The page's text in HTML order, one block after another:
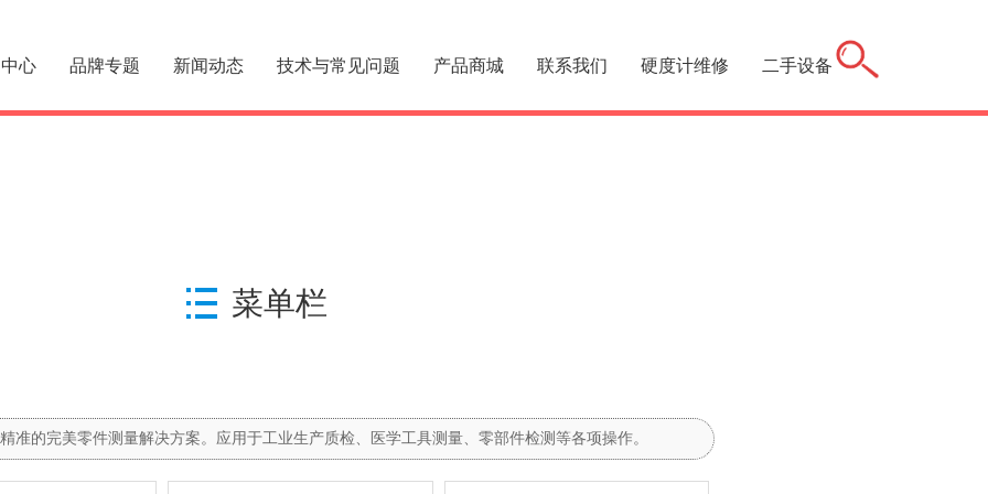
心 品牌专题 新闻动态 技术与常见问题 产品商城 联系我们 硬度计维修 二手设备
菜单栏
准的完美零件测量解决方案。应用于工业生产质检、医学工具测量、零部件检测等各项操作。